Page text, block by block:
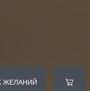
ЖЕЛАНИЙ